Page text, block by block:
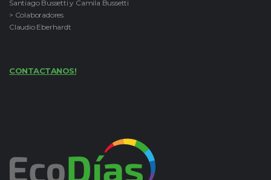
Santiago Bussetti y Camila Bussetti
> Colaboradores
Claudio Eberhardt
CONTACTANOS!